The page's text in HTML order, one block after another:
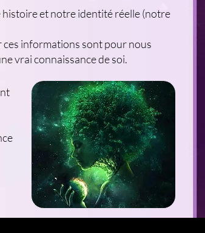
et notre identité réelle (notre
ces informations sont pour nous
vrai connaissance de soi.